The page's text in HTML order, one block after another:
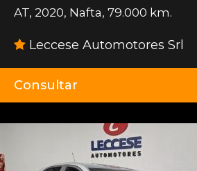
AT, 2020, Nafta, 79.000 km.
Leccese Automotores Srl
Consultar